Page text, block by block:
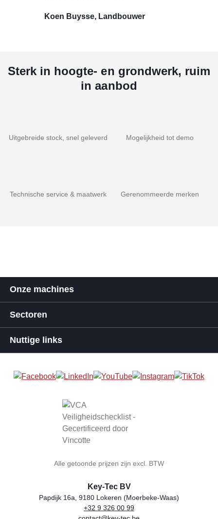
Koen Buysse, Landbouwer
Sterk in hoogte- en grondwerk, ruim
in aanbod
Uitgebreide stock, snel geleverd Mogelijkheid tot demo
Technische service & maatwerk Gerenommeerde merken
Onze machines
Sectoren
Nuttige links
Alle getoonde prijzen zijn excl. BTW
Winkelnaam
Key-Tec BV
Adres
Papdijk 16a, 9180 Lokeren (Moerbeke-Waas)
Telefoon
+32 9 326 00 99
E-mail
BTW-nummer